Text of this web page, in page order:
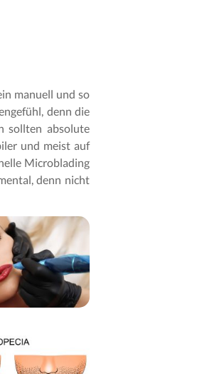
manuell und so
denn die
sollten absolute
und meist auf
Microblading
denn nicht